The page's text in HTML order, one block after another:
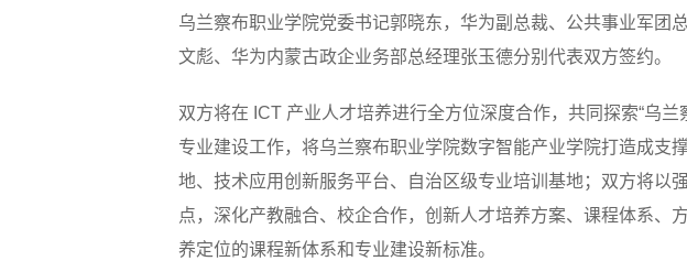
乌兰察布职业学院党委书记郭晓东，华为副总裁、公共事业军团
文彪、华为内蒙古政企业务部总经理张玉德分别代表双方签约。
双方将在 ICT 产业人才培养进行全方位深度合作，共同探索“乌
专业建设工作，将乌兰察布职业学院数字智能产业学院打造成支
地、技术应用创新服务平台、自治区级专业培训基地；双方将以
点，深化产教融合、校企合作，创新人才培养方案、课程体系
养定位的课程新体系和专业建设新标准。